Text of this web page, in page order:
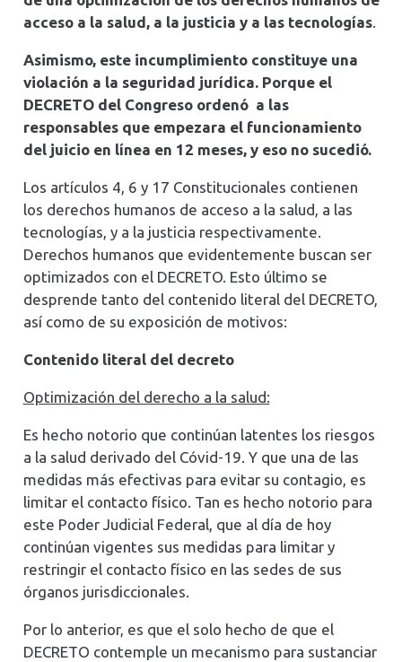
acceso a la salud, a la justicia y a las tecnologías.
Asimismo, este incumplimiento constituye una
violación a la seguridad jurídica. Porque el
DECRETO del Congreso ordenó a las
responsables que empezara el funcionamiento
del juicio en línea en 12 meses, y eso no sucedió.
Los artículos 4, 6 y 17 Constitucionales contienen
los derechos humanos de acceso a la salud, a las
tecnologías, y a la justicia respectivamente.
Derechos humanos que evidentemente buscan ser
optimizados con el DECRETO. Esto último se
desprende tanto del contenido literal del DECRETO,
así como de su exposición de motivos:
Contenido literal del decreto
Optimización del derecho a la salud:
Es hecho notorio que continúan latentes los riesgos
a la salud derivado del Cóvid-19. Y que una de las
medidas más efectivas para evitar su contagio, es
limitar el contacto físico. Tan es hecho notorio para
este Poder Judicial Federal, que al día de hoy
continúan vigentes sus medidas para limitar y
restringir el contacto físico en las sedes de sus
órganos jurisdiccionales.
Por lo anterior, es que el solo hecho de que el
DECRETO contemple un mecanismo para sustanciar